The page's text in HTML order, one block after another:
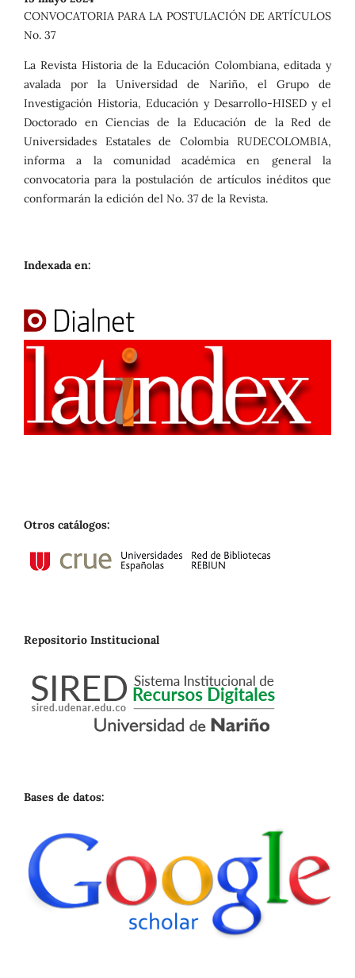
CONVOCATORIA PARA LA POSTULACIÓN DE ARTÍCULOS
No. 37
La Revista Historia de la Educación Colombiana, editada y
avalada por la Universidad de Nariño, el Grupo de
Investigación Historia, Educación y Desarrollo-HISED y el
Doctorado en Ciencias de la Educación de la Red de
Universidades Estatales de Colombia RUDECOLOMBIA,
informa a la comunidad académica en general la
convocatoria para la postulación de artículos inéditos que
conformarán la edición del No. 37 de la Revista.
Indexada en:
Otros catálogos:
Repositorio Institucional
Bases de datos: